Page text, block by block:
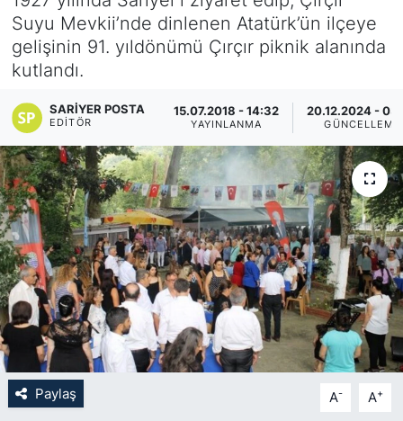
Suyu Mevkii’nde dinlenen Atatürk’ün ilçeye
gelişinin 91. yıldönümü Çırçır piknik alanında
kutlandı.
SARIYER POSTA
EDITÖR
15.07.2018 - 14:32
YAYINLANMA
20.12.2024 -
GÜNCELLEME
Paylaş A- A+
KÖŞE YAZILARI
KÖŞE YAZILARI (Arşiv)
KÜLTÜR SANAT
MAGAZİN
RÖPORTAJ
SAĞLIK
SARIYER HABERLERİ
SARIYER İMAR BARIŞI
SEKTÖR